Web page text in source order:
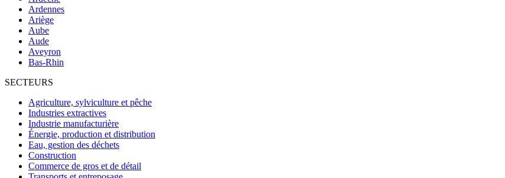
Ardennes
Ariège
Aube
Aude
Aveyron
Bas-Rhin
SECTEURS
Agriculture, sylviculture et pêche
Industries extractives
Industrie manufacturière
Énergie, production et distribution
Eau, gestion des déchets
Construction
Commerce de gros et de détail